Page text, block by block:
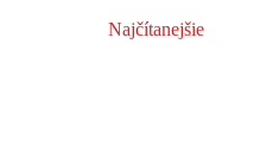
Najčítanejšie